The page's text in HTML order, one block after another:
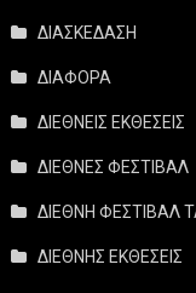
ΔΙΑΣΚΕΔΑΣΗ
ΔΙΑΦΟΡΑ
ΔΙΕΘΝΕΙΣ ΕΚΘΕΣΕΙΣ
ΔΙΕΘΝΕΣ ΦΕΣΤΙΒΑΛ
ΔΙΕΘΝΗ ΦΕΣΤΙΒΑΛ
ΔΙΕΘΝΗΣ ΕΚΘΕΣΕΙΣ